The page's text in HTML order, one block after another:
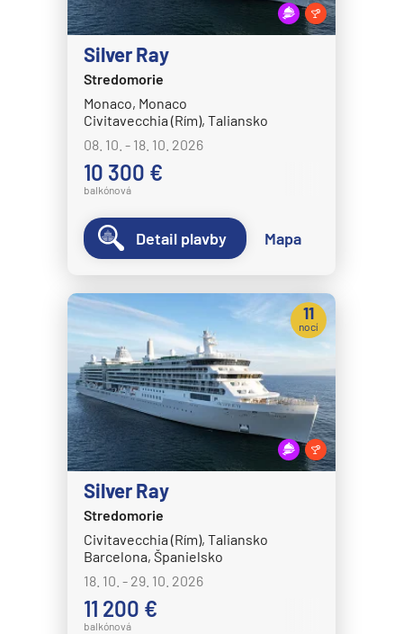
Silver Ray
Stredomorie
Monaco, Monaco
Civitavecchia (Rím), Taliansko
08. 10. - 18. 10. 2026
10 300 €
balkónová
Detail plavby Mapa
Silver Ray
Stredomorie
Civitavecchia (Rím), Taliansko
Barcelona, Španielsko
18. 10. - 29. 10. 2026
11 200 €
balkónová
11
nocí